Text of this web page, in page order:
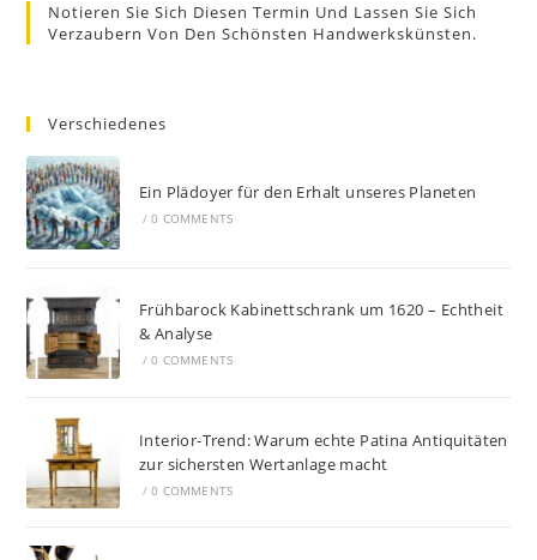
Notieren Sie Sich Diesen Termin Und Lassen Sie Sich
Verzaubern Von Den Schönsten Handwerkskünsten.
Verschiedenes
Ein Plädoyer für den Erhalt unseres Planeten
/ 0 COMMENTS
Frühbarock Kabinettschrank um 1620 – Echtheit
& Analyse
/ 0 COMMENTS
Interior-Trend: Warum echte Patina Antiquitäten
zur sichersten Wertanlage macht
/ 0 COMMENTS